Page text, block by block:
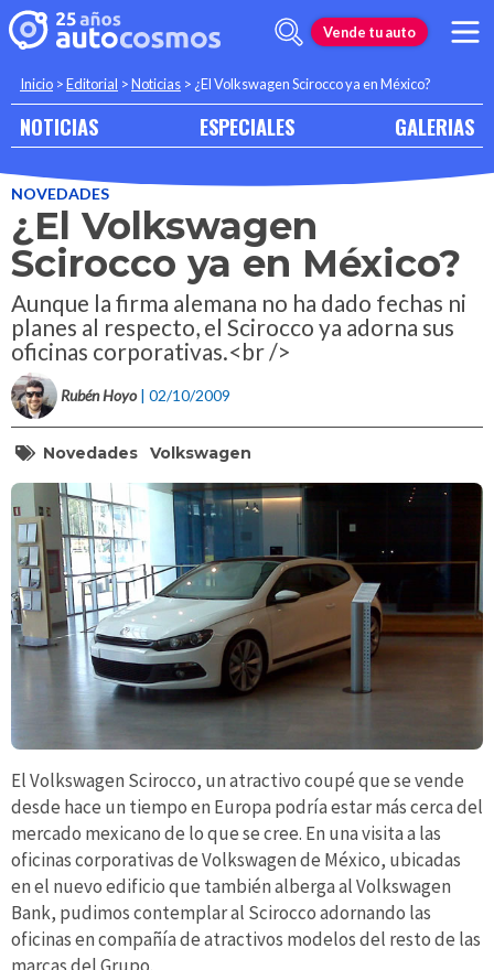
Vende tu auto
Inicio >Editorial >Noticias > ¿El Volkswagen Scirocco ya en México?
NOTICIAS ESPECIALES GALERIAS
NOVEDADES
¿El Volkswagen
Scirocco ya en México?
Aunque la firma alemana no ha dado fechas ni
planes al respecto, el Scirocco ya adorna sus
oficinas corporativas.<br />
Rubén Hoyo | 02/10/2009
Novedades Volkswagen
El Volkswagen Scirocco, un atractivo coupé que se vende
desde hace un tiempo en Europa podría estar más cerca del
mercado mexicano de lo que se cree. En una visita a las
oficinas corporativas de Volkswagen de México, ubicadas
en el nuevo edificio que también alberga al Volkswagen
Bank, pudimos contemplar al Scirocco adornando las
oficinas en compañía de atractivos modelos del resto de las